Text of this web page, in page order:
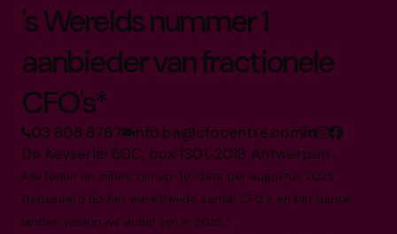
's Werelds nummer 1
aanbieder van fractionele
CFO's*
03 808 8767 info.be@cfocentre.com
De Keyserlei 60C, box 1301, 2018 Antwerpen
Alle feiten en cijfers zijn up-to-date per augustus 2025
Gebaseerd op het wereldwijde aantal CFO's en het aantal
landen waarin we actief zijn in 2025.*